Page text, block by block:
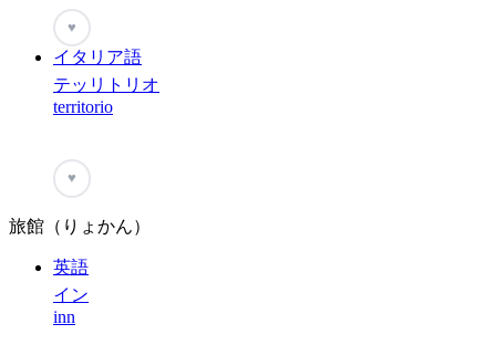
♥
イタリア語
テッリトリオ
territorio
♥
旅館（りょかん）
英語
イン
inn